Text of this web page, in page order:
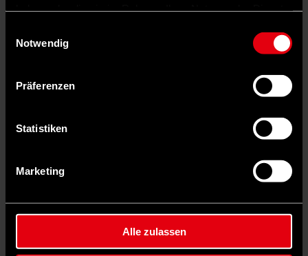
Notwendig
Präferenzen
Statistiken
Marketing
Alle zulassen